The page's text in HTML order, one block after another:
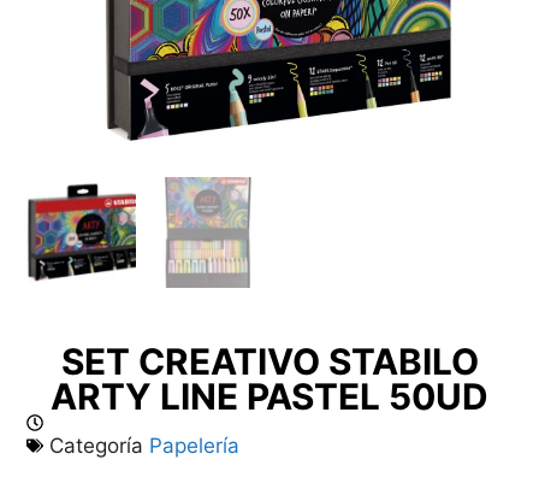
SET CREATIVO STABILO
ARTY LINE PASTEL 50UD
Categoría Papelería